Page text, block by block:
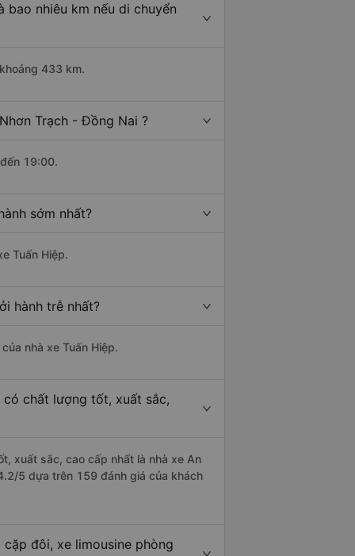
bao nhiêu km nếu di chuyển
433 km.
Trạch - Đồng Nai ?
19:00.
sớm nhất?
Tuấn Hiệp.
hành trễ nhất?
nhà xe Tuấn Hiệp.
chất lượng tốt, xuất sắc,
xuất sắc, cao cấp nhất là nhà xe An
5 dựa trên 159 đánh giá của khách
đôi, xe limousine phòng